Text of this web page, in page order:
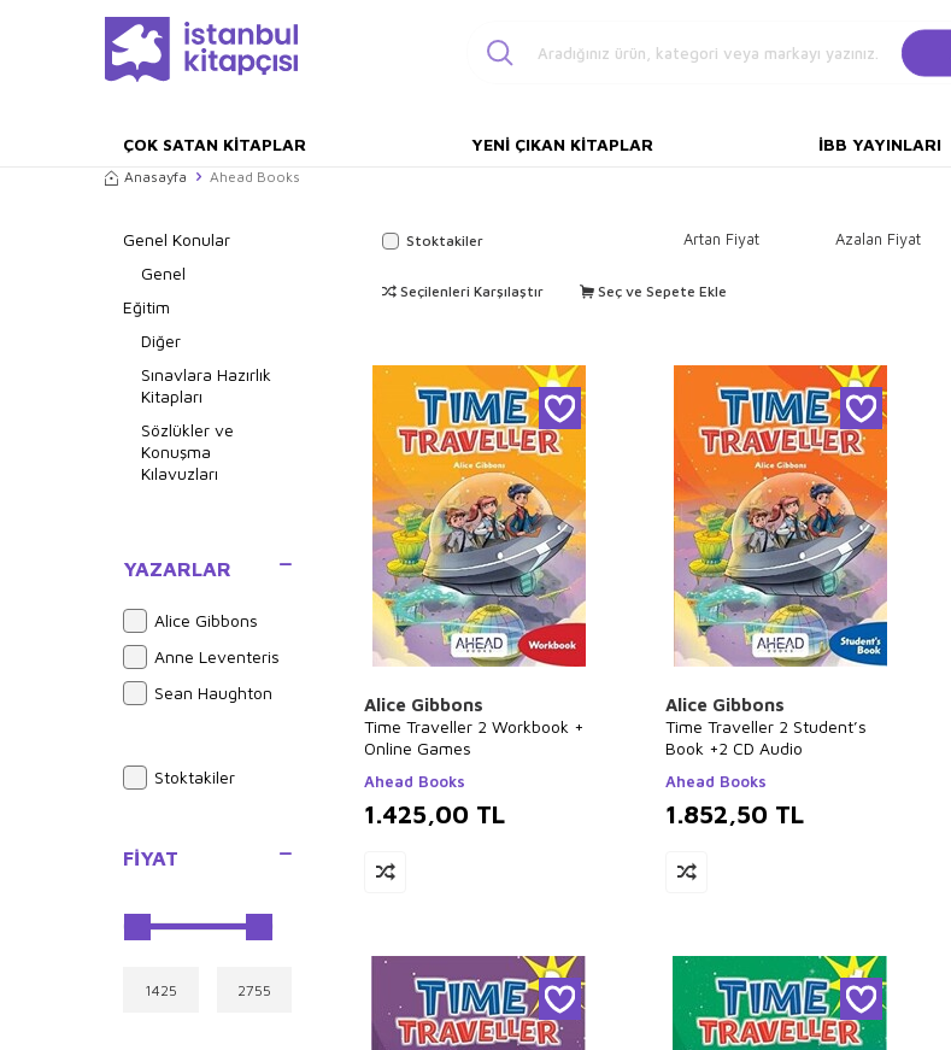
ÇOK SATAN KITAPLAR YENI ÇIKAN KITAPLAR İBB YAYINLARI
Anasayfa Ahead Books
Genel Konular
Genel
Eğitim
Diğer
Sınavlara Hazırlık
Kitapları
Sözlükler ve
Konuşma
Kılavuzları
YAZARLAR
Alice Gibbons
Anne Leventeris
Sean Haughton
Stoktakiler
FIYAT
Stoktakiler Artan Fiyat Azalan Fiyat
Seçilenleri Karşılaştır Seç ve Sepete Ekle
Alice Gibbons
Time Traveller 2 Workbook +
Online Games
Ahead Books
1.425,00 TL
Alice Gibbons
Time Traveller 2 Student’s
Book +2 CD Audio
Ahead Books
1.852,50 TL